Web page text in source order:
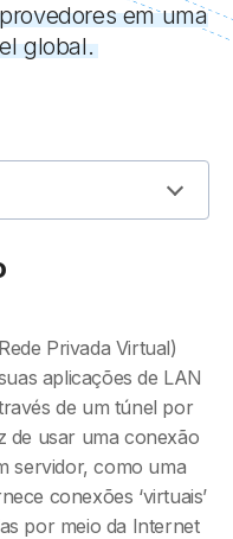
em uma
global.
Privada Virtual)
aplicações de LAN
de um túnel por
de usar uma conexão
servidor, como uma
conexões ‘virtuais’
por meio da Internet